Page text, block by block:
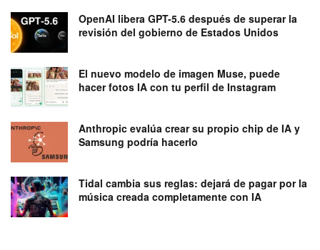
OpenAI libera GPT-5.6 después de superar la
revisión del gobierno de Estados Unidos
El nuevo modelo de imagen Muse, puede
hacer fotos IA con tu perfil de Instagram
Anthropic evalúa crear su propio chip de IA y
Samsung podría hacerlo
Tidal cambia sus reglas: dejará de pagar por la
música creada completamente con IA